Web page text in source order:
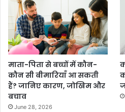
माता-पिता से बच्चों में कौन-
कौन सी बीमारियाँ आ सकती
हैं? जानिए कारण, जोखिम और
बचाव
June 28, 2026